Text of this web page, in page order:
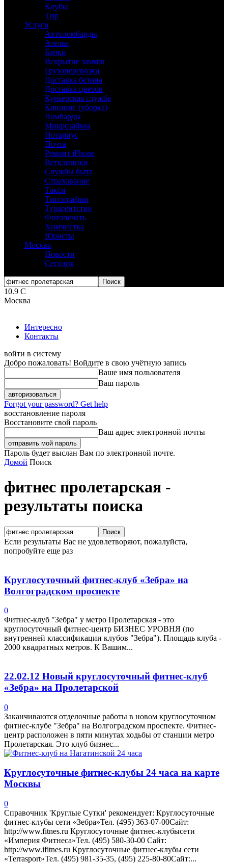
Клубы
Тир
Услуги
Автоломбарды
Ателье
Банки
Вскрытие замков
Грузоперевозки
Доставка бетона
Доставка цветов
Курьерская служба
Клининг (уборка)
Ломбарды
Микрозаймы
Нотариус
Почта
Ремонт iPhone
Ветклиники
Службы быта
Страхование
Такси
Типографии
Турагентство
Фотопечать
Химчистка
Юристы
Москва
Новости
Сегодня
10.9 C
Москва
Интересно
Контакты
войти в систему
Добро пожаловать! Войдите в свою учётную запись
Ваше имя пользователя
Ваш пароль
Forgot your password? Get help
восстановление пароля
Восстановите свой пароль
Ваш адрес электронной почты
Пароль будет выслан Вам по электронной почте.
Домой Поиск
фитнес пролетарская -
результаты поиска
Если результаты Вас не удовлетворяют, пожалуйста,
попробуйте еще раз
Круглосуточный фитнес-клуб «Зебра» на
Волгоградском проспекте
0
Фитнес-клуб "Зебра" у метро Пролетарская - это
круглосуточный фитнес-центр БИЗНЕС УРОВНЯ (по
внутренней классификации клубов "Зебра"). Площадь клуба -
2000 квадратных метров. К Вашим...
22.02.12 Новый круглосуточный фитнес-клуб
«Зебра» на Пролетарской
0
Заканчиваются отделочные работы в новом круглосуточном
фитнес-клубе "Зебра" на Волгоградском проспекте. Фитнес-
центр расположен в пяти минутах ходьбы от станции метро
Пролетарская. Это клуб бизнес...
Круглосуточные фитнес-клубы 24 часа на карте
Москвы
0
Справочник 'Круглые Сутки' рекомендует: Круглосуточные
фитнес-клубы сети «Зебра»Тел. (495) 363-07-00Сайт:
http://www.fitnes.ru Круглосуточные фитнес-клубысети
«Империя Фитнеса»Тел. (495) 580-30-00 Сайт:
http://www.ifitnes.ru Круглосуточные фитнес-клубы сети
«Terrasport»Тел. (495) 981-35-35, (495) 225-80-80Сайт:...